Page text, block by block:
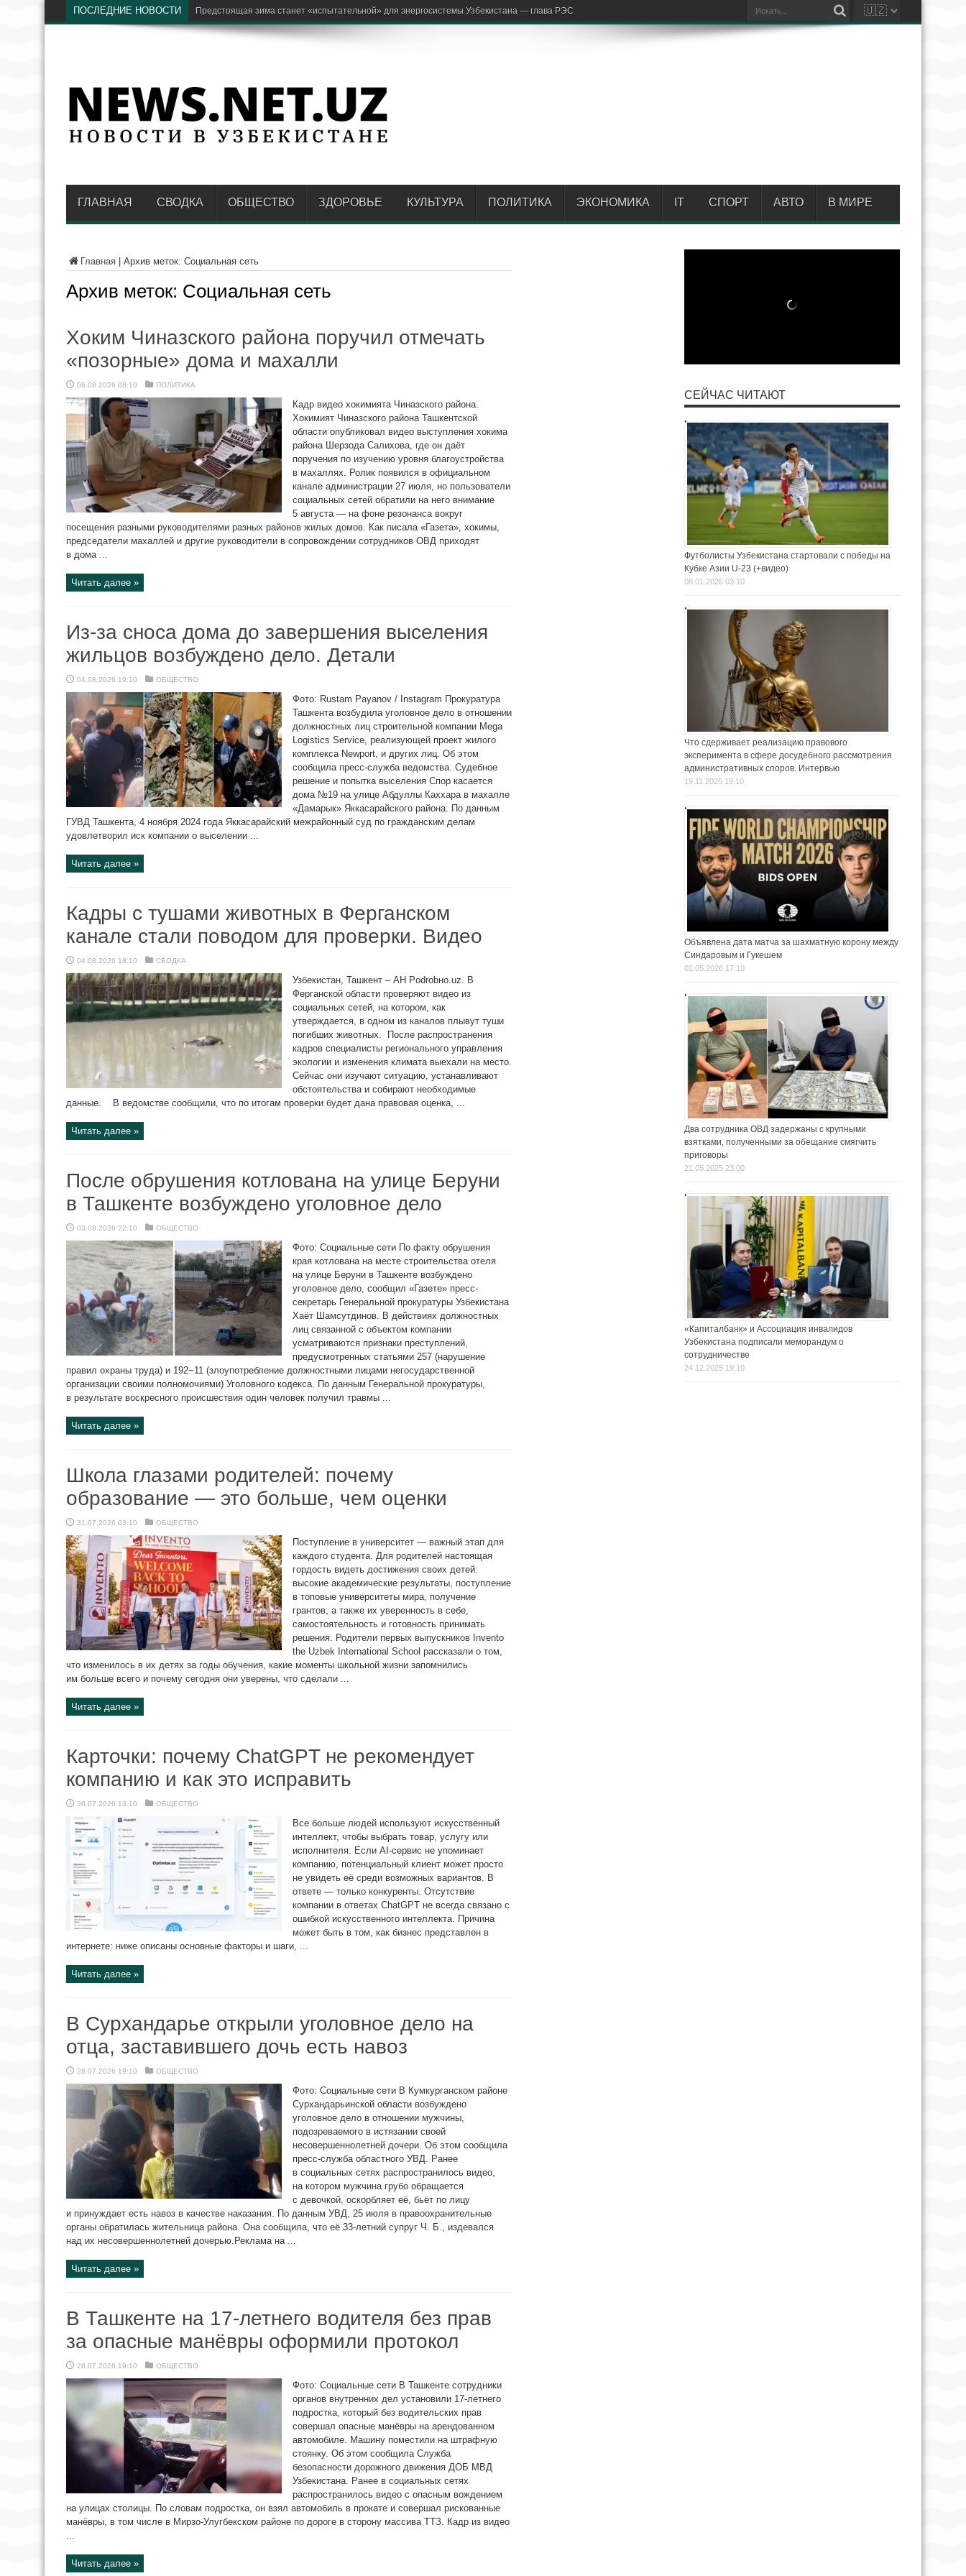
ПОСЛЕДНИЕ НОВОСТИ Бывший хоким Намангана А
ГЛАВНАЯ СВОДКА ОБЩЕСТВО ЗДОРОВЬЕ КУЛЬТУРА ПОЛИТИКА ЭКОНОМИКА IT СПОРТ АВТО В МИРЕ
Главная Архив меток: Социальная сеть
Архив меток: Социальная сеть
Хоким Чиназского района поручил отмечать
«позорные» дома и махалли
06.08.2026 08:10 ПОЛИТИКА
Кадр видео хокимията Чиназского района.
Хокимият Чиназского района Ташкентской
области опубликовал видео выступления хокима
района Шерзода Салихова, где он даёт
поручения по изучению уровня благоустройства
в махаллях. Ролик появился в официальном
канале администрации 27 июля, но пользователи
социальных сетей обратили на него внимание
5 августа — на фоне резонанса вокруг
посещения разными руководителями разных районов жилых домов. Как писала «Газета», хокимы,
председатели махаллей и другие руководители в сопровождении сотрудников ОВД приходят
в дома ...
Читать далее »
Из-за сноса дома до завершения выселения
жильцов возбуждено дело. Детали
04.08.2026 19:10 ОБЩЕСТВО
Фото: Rustam Payanov / Instagram Прокуратура
Ташкента возбудила уголовное дело в отношении
должностных лиц строительной компании Mega
Logistics Service, реализующей проект жилого
комплекса Newport, и других лиц. Об этом
сообщила пресс-служба ведомства. Судебное
решение и попытка выселения Спор касается
дома №19 на улице Абдуллы Каххара в махалле
«Дамарык» Яккасарайского района. По данным
ГУВД Ташкента, 4 ноября 2024 года Яккасарайский межрайонный суд по гражданским делам
удовлетворил иск компании о выселении ...
Читать далее »
Кадры с тушами животных в Ферганском
канале стали поводом для проверки. Видео
04.08.2026 18:10 СВОДКА
Узбекистан, Ташкент – АН Podrobно.uz. В
Ферганской области проверяют видео из
социальных сетей, на котором, как
утверждается, в одном из каналов плывут туши
погибших животных. После распространения
кадров специалисты регионального управления
экологии и изменения климата выехали на место.
Сейчас они изучают ситуацию, устанавливают
обстоятельства и собирают необходимые
данные. В ведомстве сообщили, что по итогам проверки будет дана правовая оценка, ...
Читать далее »
После обрушения котлована на улице Беруни
в Ташкенте возбуждено уголовное дело
03.08.2026 22:10 ОБЩЕСТВО
Фото: Социальные сети По факту обрушения
края котлована на месте строительства отеля
на улице Беруни в Ташкенте возбуждено
уголовное дело, сообщил «Газете» пресс-
секретарь Генеральной прокуратуры Узбекистана
Хаёт Шамсутдинов. В действиях должностных
лиц связанной с объектом компании
усматриваются признаки преступлений,
предусмотренных статьями 257 (нарушение
правил охраны труда) и 192−11 (злоупотребление должностными лицами негосударственной
организации своими полномочиями) Уголовного кодекса. По данным Генеральной прокуратуры,
в результате воскресного происшествия один человек получил травмы ...
Читать далее »
Школа глазами родителей: почему
образование — это больше, чем оценки
31.07.2026 03:10 ОБЩЕСТВО
Поступление в университет — важный этап для
каждого студента. Для родителей настоящая
гордость видеть достижения своих детей:
высокие академические результаты, поступление
в топовые университеты мира, получение
грантов, а также их уверенность в себе,
самостоятельность и готовность принимать
решения. Родители первых выпускников Invento
the Uzbek International School рассказали о том,
что изменилось в их детях за годы обучения, какие моменты школьной жизни запомнились
им больше всего и почему сегодня они уверены, что сделали ...
Читать далее »
Карточки: почему ChatGPT не рекомендует
компанию и как это исправить
30.07.2026 13:10 ОБЩЕСТВО
Все больше людей используют искусственный
интеллект, чтобы выбрать товар, услугу или
исполнителя. Если AI-сервис не упоминает
компанию, потенциальный клиент может просто
не увидеть её среди возможных вариантов. В
ответе — только конкуренты. Отсутствие
компании в ответах ChatGPT не всегда связано с
ошибкой искусственного интеллекта. Причина
может быть в том, как бизнес представлен в
интернете: ниже описаны основные факторы и шаги, ...
Читать далее »
В Сурхандарье открыли уголовное дело на
отца, заставившего дочь есть навоз
28.07.2026 19:10 ОБЩЕСТВО
Фото: Социальные сети В Кумкурганском районе
Сурхандарьинской области возбуждено
уголовное дело в отношении мужчины,
подозреваемого в истязании своей
несовершеннолетней дочери. Об этом сообщила
пресс-служба областного УВД. Ранее
в социальных сетях распространилось видео,
на котором мужчина грубо обращается
с девочкой, оскорбляет её, бьёт по лицу
и принуждает есть навоз в качестве наказания. По данным УВД, 25 июля в правоохранительные
органы обратилась жительница района. Она сообщила, что её 33-летний супруг Ч. Б., издевался
над их несовершеннолетней дочерью.Реклама на ...
Читать далее »
В Ташкенте на 17-летнего водителя без прав
за опасные манёвры оформили протокол
28.07.2026 19:10 ОБЩЕСТВО
Фото: Социальные сети В Ташкенте сотрудники
органов внутренних дел установили 17-летнего
подростка, который без водительских прав
совершал опасные манёвры на арендованном
автомобиле. Машину поместили на штрафную
стоянку. Об этом сообщила Служба
безопасности дорожного движения ДОБ МВД
Узбекистана. Ранее в социальных сетях
распространилось видео с опасным вождением
на улицах столицы. По словам подростка, он взял автомобиль в прокате и совершал рискованные
манёвры, в том числе в Мирзо-Улугбекском районе по дороге в сторону массива ТТЗ. Кадр из видео
Читать далее »
СЕЙЧАС ЧИТАЮТ
Футболисты Узбекистана стартовали с победы на
Кубке Азии U-23 (+видео)
08.01.2026 03:10
Что сдерживает реализацию правового
эксперимента в сфере досудебного рассмотрения
административных споров. Интервью
19.11.2025 19:10
Объявлена дата матча за шахматную корону между
Синдаровым и Гукешем
01.05.2026 17:10
Два сотрудника ОВД задержаны с крупными
взятками, полученными за обещание смягчить
приговоры
21.05.2025 23:00
«Капиталбанк» и Ассоциация инвалидов
Узбекистана подписали меморандум о
сотрудничестве
24.12.2025 19:10